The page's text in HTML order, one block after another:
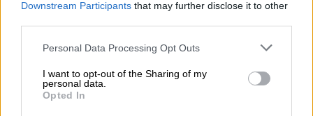
Downstream Participants that may further disclose it to other
Please note that this website/app uses one or more Google
not limited to your visit or usage behaviour. You may click to
grant or deny consent to Google and its third-party tags to
use your data for below specified purposes in below Google
Personal Data Processing Opt Outs
I want to opt-out of the Sharing of my
personal data.
Opted In
Οι πνεύμονες της Λία έχουν πιεστεί από το
σώμα μου και επιπλέον έχει σοβαρή
σκολίωση στη σπονδυλική της στήλη. Από
εκεί και κάτω, μοιραζόμαστε το έντερο, την
ουροδόχο κύστη και το αναπαραγωγικό μας
σύστημα. Άρα ναι, τον ίδιο κόλπο!».